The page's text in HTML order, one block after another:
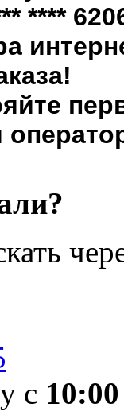
****
с 10:00